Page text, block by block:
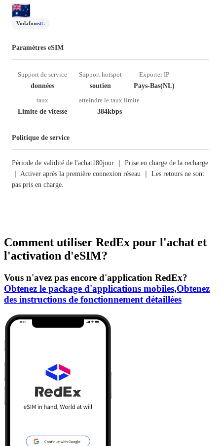
Vodafone4G
Paramètres eSIM
Support de service
données
Support hotspot
soutien
Exporter IP
Pays-Bas(NL)
taux
Limite de vitesse
atteindre le taux limite
384kbps
Politique de service
Période de validité de l'achat180jour ｜ Prise en charge de la recharge
｜ Activer après la première connexion réseau ｜ Les retours ne sont
pas pris en charge.
Comment utiliser RedEx pour l'achat et
l'activation d'eSIM?
Vous n'avez pas encore d'application RedEx?
Obtenez le package d'applications mobiles,Obtenez
des instructions de fonctionnement détaillées